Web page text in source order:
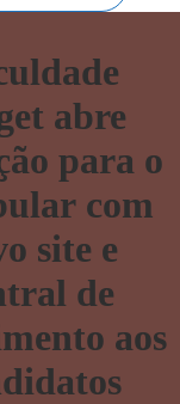
abre
para o
com
site e
de
aos